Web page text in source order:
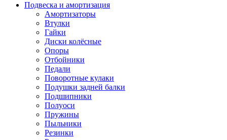
Подвеска и амортизация
Амортизаторы
Втулки
Гайки
Диски колёсные
Опоры
Отбойники
Педали
Поворотные кулаки
Подушки задней балки
Подшипники
Полуоси
Пружины
Пыльники
Резинки